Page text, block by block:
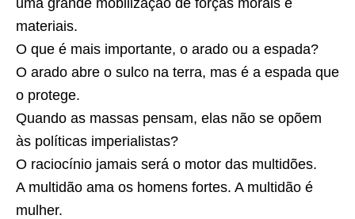
uma grande mobilização de forças morais e
materiais.
O que é mais importante, o arado ou a espada?
O arado abre o sulco na terra, mas é a espada que
o protege.
Quando as massas pensam, elas não se opõem
às políticas imperialistas?
O raciocínio jamais será o motor das multidões.
A multidão ama os homens fortes. A multidão é
mulher.